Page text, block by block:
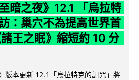
暗之夜》12.1 「烏拉特
：巢穴不為提高世界首
王之眠》縮短約 10 分
版本更新 12.1「烏拉特克的詛咒」將